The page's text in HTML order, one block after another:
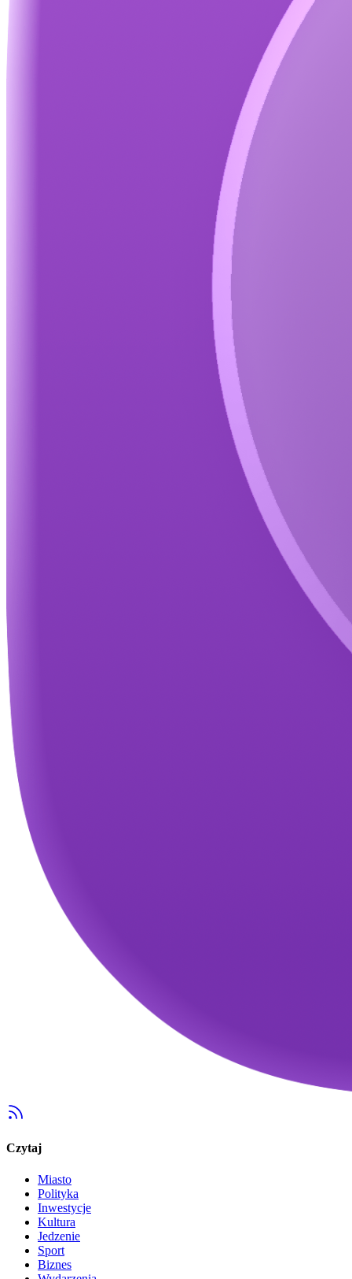
Czytaj
Miasto
Polityka
Inwestycje
Kultura
Jedzenie
Sport
Biznes